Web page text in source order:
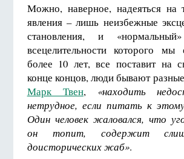
Можно, наверное, надеяться на
явления – лишь неизбежные
становления, и
всецелительности которого
более 10 лет, все поставит на
конце концов, люди бывают
Марк Твен, «находить
нетрудное, если питать к
Один человек жаловался, что
он топит, содержит
доисторических жаб».